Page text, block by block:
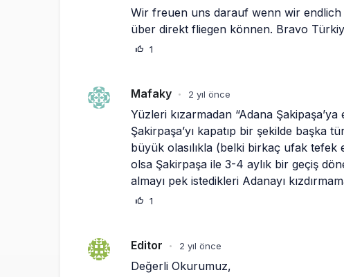
Wir freuen uns darauf wenn wir
über direkt fliegen können. Bravo
1
Mafaky • 2 yıl önce
Yüzleri kızarmadan “Adana
Şakirpaşa’yı kapatıp bir şekilde başka
büyük olasılıkla (belki birkaç ufak tefek
olsa Şakirpaşa ile 3-4 aylık bir geçiş
almayı pek istedikleri Adanayı
1
Editor • 2 yıl önce
Değerli Okurumuz,